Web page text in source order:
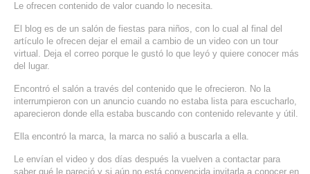
Le ofrecen contenido de valor cuando lo necesita.
El blog es de un salón de fiestas para niños, con lo cual al final del
artículo le ofrecen dejar el email a cambio de un video con un tour
virtual. Deja el correo porque le gustó lo que leyó y quiere conocer más
del lugar.
Encontró el salón a través del contenido que le ofrecieron. No la
interrumpieron con un anuncio cuando no estaba lista para escucharlo,
aparecieron donde ella estaba buscando con contenido relevante y útil.
Ella encontró la marca, la marca no salió a buscarla a ella.
Le envían el video y dos días después la vuelven a contactar para
saber qué le pareció y si aún no está convencida invitarla a conocer en